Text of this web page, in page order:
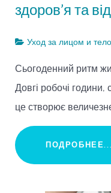
здоров’я та
Уход за лицом и
Сьогоденний ритм
Довгі робочі години,
це створює
ПОДРОБНЕЕ...